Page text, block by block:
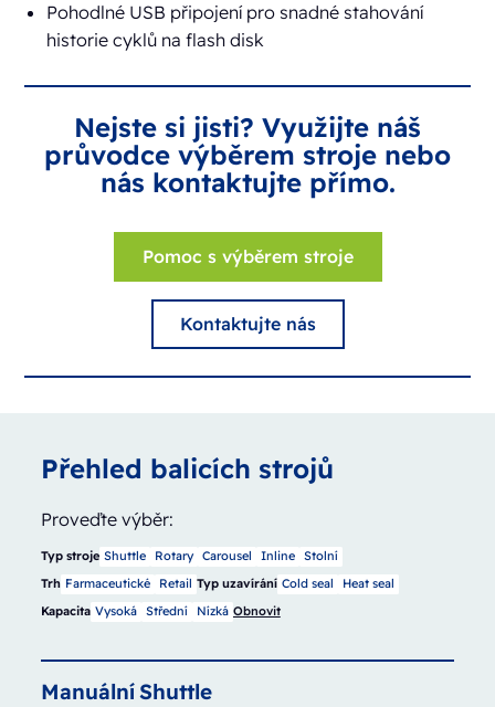
Pohodlné USB připojení pro snadné stahování
historie cyklů na flash disk
Nejste si jisti? Využijte náš
průvodce výběrem stroje nebo
nás kontaktujte přímo.
Pomoc s výběrem stroje
Kontaktujte nás
Přehled balicích strojů
Proveďte výběr:
Typ stroje Shuttle Rotary Carousel Inline Stolní
Trh Farmaceutické Retail Typ uzavírání Cold seal
Heat seal
Kapacita Vysoká Střední Nízká Obnovit
ManuálníShuttle